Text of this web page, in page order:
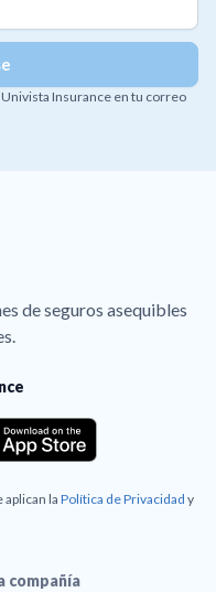
Insurance en tu correo
de seguros asequibles
aplican la Política de Privacidad y
compañía